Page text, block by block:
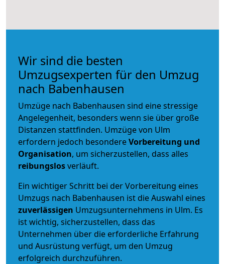
Wir sind die besten
Umzugsexperten für den Umzug
nach Babenhausen
Umzüge nach Babenhausen sind eine stressige
Angelegenheit, besonders wenn sie über große
Distanzen stattfinden. Umzüge von Ulm
erfordern jedoch besondereVorbereitung und
Organisation, um sicherzustellen, dass alles
reibungslosverläuft.
Ein wichtiger Schritt bei der Vorbereitung eines
Umzugs nach Babenhausen ist die Auswahl eines
zuverlässigen Umzugsunternehmens in Ulm. Es
ist wichtig, sicherzustellen, dass das
Unternehmen über die erforderliche Erfahrung
und Ausrüstung verfügt, um den Umzug
erfolgreich durchzuführen.